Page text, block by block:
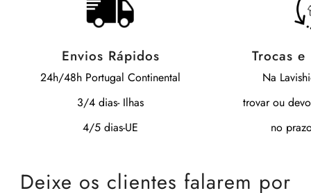
Envios Rápidos
24h/48h Portugal Continental
3/4 dias- Ilhas
4/5 dias-UE
Trocas
Na
trovar ou
no
Deixe os clientes falarem por